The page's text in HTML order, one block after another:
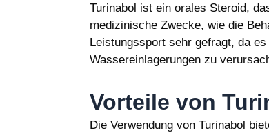
Turinabol ist ein orales Steroid,
medizinische Zwecke, wie die
Leistungssport sehr gefragt, da
Wassereinlagerungen zu
Vorteile von
Die Verwendung von Turinabol